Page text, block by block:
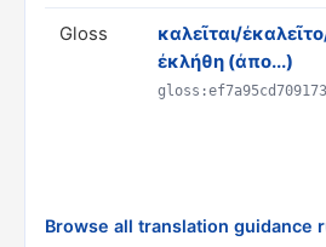
Gloss
καλεῖται/
ἐκλήθη (ἀπο...)
Browse all translation guidance